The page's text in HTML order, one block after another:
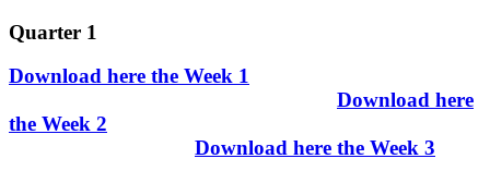
Quarter 1
Download here the Week 1
Download here
the Week 2
Download here the Week 3